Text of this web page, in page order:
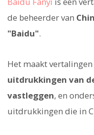
de beheerder van
"Baidu".
Het maakt
uitdrukkingen van
vastleggen, en
uitdrukkingen die in